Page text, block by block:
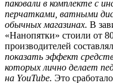
паковали в комплекте с
перчатками, ватными
обычных магазинах. В
«Нанопятки» стоили от
производителей
показать эффект
которых лично делает
на YouTube. Это